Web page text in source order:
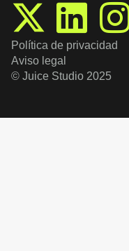
Política de privacidad
Aviso legal
© Juice Studio 2025